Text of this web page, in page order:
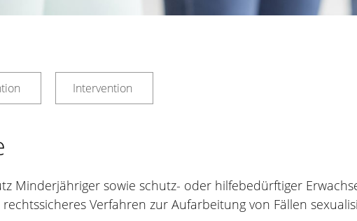
Intervention
Minderjähriger sowie schutz- oder hilfebedürftiger
Verfahren zur Aufarbeitung von Fällen